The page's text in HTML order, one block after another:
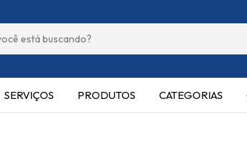
SERVIÇOS PRODUTOS CATEGORIAS